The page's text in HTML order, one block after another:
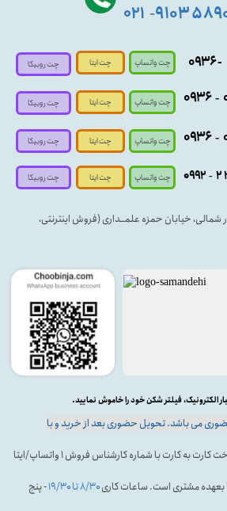
- ۰۹۳۶
شمالی، خیابان حمزه علمــداری (فروش اینترنتی،
۹۱۰۳ -۰۲۱
-۰۹۳۶
می باشد. تحویل حضوری بعد از خرید و با
در صورت نیاز به پیش فاکتور و پرداخت کارت به کارت با شماره کارشناس فروش ۱ واتساپ/ایتا
بعهده مشتری است. ساعات کاری۸/۳۰ تا ۱۹/۳۰
- پنج
الکترونیک، فیلتر شکن خود را خاموش نمایید.
- ۰۹۳۶
۲ - ۰۹۹۲
چت واتساپ
چت واتساپ
چت واتساپ
چت واتساپ
چت ایتا
چت ایتا
چت ایتا
چت ایتا
چت روبیکا
چت روبیکا
چت روبیکا
چت روبیکا